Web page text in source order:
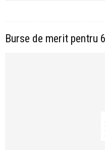
Burse de merit pentru